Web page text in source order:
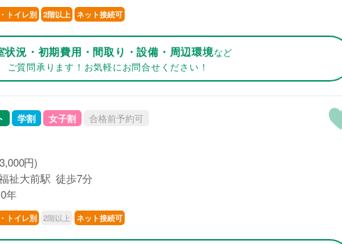
トイレ別 2階以上 ネット接続可
状況・初期費用・間取り・設備・周辺環境など
ご質問承ります！お気軽にお問合せください！
学割 女子割 合格前予約可
円)
祉大前駅 徒歩7分
年
トイレ別 2階以上 ネット接続可